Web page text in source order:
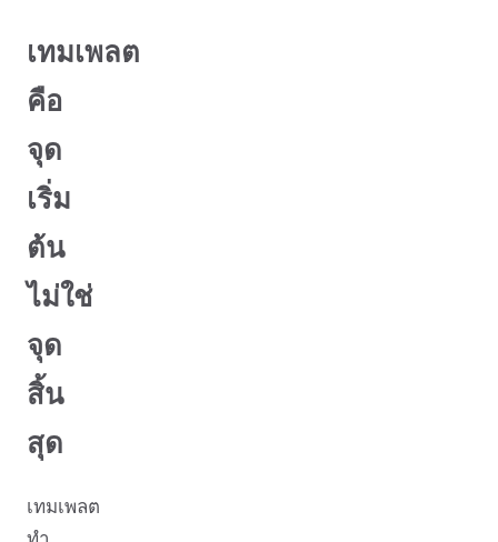
เทมเพลต
คือ
จุด
เริ่ม
ต้น
ไม่ใช่
จุด
สิ้น
สุด
เทมเพลต